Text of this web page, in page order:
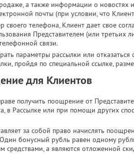
а также информации о новостях
почты (при условии, что
своего телефона, Клиент дает свое
Представителем (или
связи.​
параметры рассылки или
пройдя по специальной ссылке,
для Клиентов
получить поощрение от
в Рассылке или при помощи других
за собой право начислять
бонусный рубль равен одному
средствами, а являются отложенной